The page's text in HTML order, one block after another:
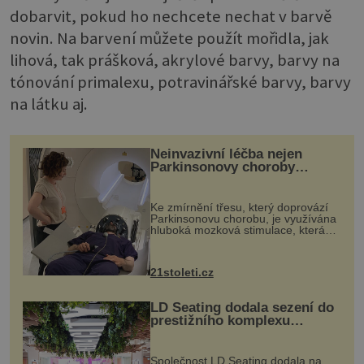
dobarvit, pokud ho nechcete nechat v barvě
novin. Na barvení můžete použít mořidla, jak
lihová, tak prášková, akrylové barvy, barvy na
tónování primalexu, potravinářské barvy, barvy
na látku aj.
Neinvazivní léčba nejen
Parkinsonovy choroby
Ke zmírnění třesu, který doprovází
Parkinsonovu chorobu, je využívána
hluboká mozková stimulace, která
však vyžaduje vysoce invazivní
k dostatečně přesnému zacílení ...
21stoleti.cz
LD Seating dodala sezení do
prestižního komplexu
MediaCityUK v Salfordu
Společnost LD Seating dodala na